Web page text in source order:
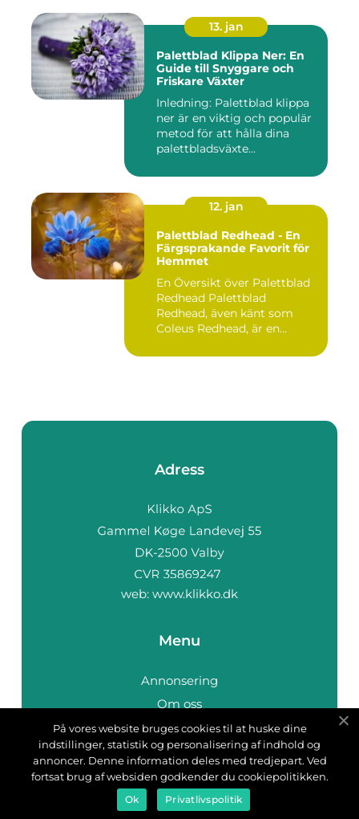
13. jan
Palettblad Klippa Ner: En
Guide till Snyggare och
Friskare Växter
Inledning: Palettblad klippa
ner är en viktig och populär
metod för att hålla dina
palettbladsväxte...
12. jan
Palettblad Redhead - En
Färgsprakande Favorit för
Hemmet
En Översikt över Palettblad
Redhead Palettblad
Redhead, även känt som
Coleus Redhead, är en
Adress
web: www.klikko.dk
Menu
Annonsering
Om oss
Cookies
Kontakta oss
Sitemap
På vores website bruges cookies til at huske dine
indstillinger, statistik og personalisering af indhold og
annoncer. Denne information deles med tredjepart. Ved
fortsat brug af websiden godkender du cookiepolitikken.
Ok Privatlivspolitik